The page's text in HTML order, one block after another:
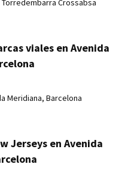
Crossabsa
viales en Avenida
Meridiana, Barcelona
Jerseys en Avenida